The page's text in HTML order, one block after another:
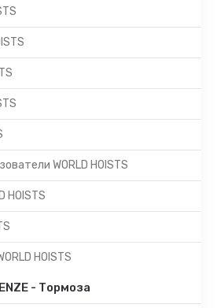
WORLD HOISTS
HOISTS
HOISTS
- Тормоза